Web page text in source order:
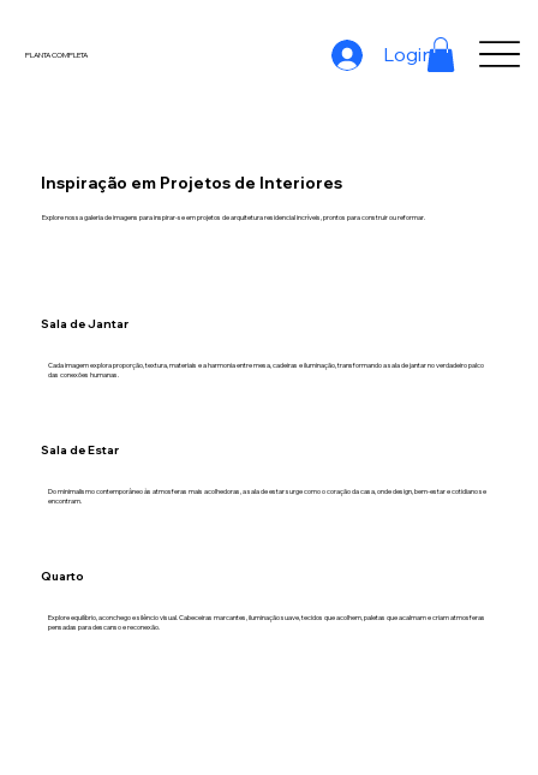
PLANTA COMPLETA Login
Inspiração em Projetos de Interiores
Explore nossa galeria de imagens para inspirar-se em projetos de arquitetura residencial incríveis, prontos para construir ou reformar.
Sala de Jantar
Cada imagem explora proporção, textura, materiais e a harmonia entre mesa, cadeiras e iluminação, transformando a sala de jantar no verdadeiro palco
das conexões humanas.
Sala de Estar
Do minimalismo contemporâneo às atmosferas mais acolhedoras, a sala de estar surge como o coração da casa, onde design, bem-estar e cotidiano se
encontram.
Quarto
Explore equilíbrio, aconchego e silêncio visual. Cabeceiras marcantes, iluminação suave, tecidos que acolhem, paletas que acalmam e criam atmosferas
pensadas para descanso e reconexão.